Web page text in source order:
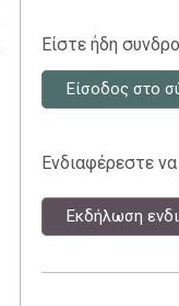
Είστε ήδη
Είσοδος στο
Ενδιαφέρεστε
Εκδήλωση